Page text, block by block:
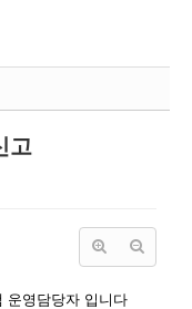
고
운영담당자 입니다